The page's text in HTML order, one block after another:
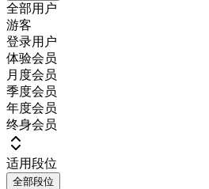
全部用户
游客
登录用户
体验会员
月度会员
季度会员
年度会员
终身会员
适用段位
全部段位